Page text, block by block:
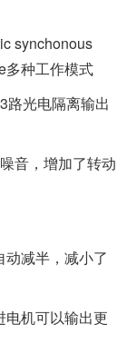
synchonous
多种工作模式
路光电隔离输出
音，增加了转动
减半，减小了
机可以输出更